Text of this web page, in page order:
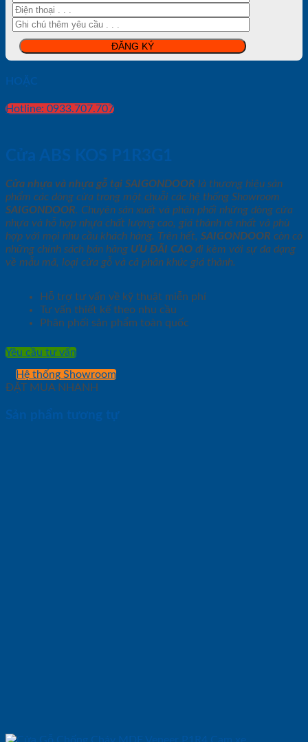
HOẶC
Hotline: 0933.707.707
Cửa ABS KOS P1R3G1
Cửa nhựa và nhựa gỗ tại SAIGONDOOR là thương hiệu sản
phẩm các dòng cửa trong một chuỗi các hệ thống Showroom
SAIGONDOOR. Chuyên sản xuất và phân phối những dòng cửa
nhựa và hỗ hợp nhựa chất lượng cao, giá thành rẻ nhất và phù
hợp với mọi nhu cầu khách hàng. Trên hết, SAIGONDOOR còn có
những chính sách bán hàng ƯU ĐÃI CAO đi kèm với sự đa dạng
về mẫu mã, loại cửa gỗ và cả phân khúc giá thành.
Hỗ trợ tư vấn về kỹ thuật miễn phí
Tư vấn thiết kế theo nhu cầu
Phân phối sản phẩm toàn quốc
Yêu cầu tư vấn
Hệ thống Showroom
ĐẶT MUA NHANH
Sản phẩm tương tự